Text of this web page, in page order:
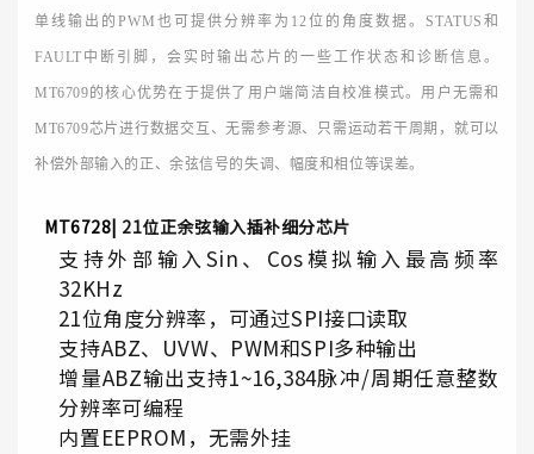
单线输出的PWM也可提供分辨率为12位的角度数据。STATUS和
FAULT中断引脚，会实时输出芯片的一些工作状态和诊断信息。
MT6709的核心优势在于提供了用户端简洁自校准模式。用户无需和
MT6709芯片进行数据交互、无需参考源、只需运动若干周期，就可以
补偿外部输入的正、余弦信号的失调、幅度和相位等误差。
MT6728| 21位正余弦输入插补细分芯片
支持外部输入Sin、Cos模拟输入最高频率
32KHz
21位角度分辨率，可通过SPI接口读取
支持ABZ、UVW、PWM和SPI多种输出
增量ABZ输出支持1~16,384脉冲/周期任意整数
分辨率可编程
内置EEPROM，无需外挂